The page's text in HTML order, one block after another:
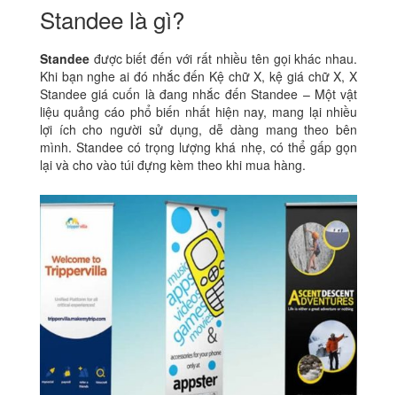
Standee là gì?
Standee được biết đến với rất nhiều tên gọi khác nhau.
Khi bạn nghe ai đó nhắc đến Kệ chữ X, kệ giá chữ X, X
Standee giá cuốn là đang nhắc đến Standee – Một vật
liệu quảng cáo phổ biến nhất hiện nay, mang lại nhiều
lợi ích cho người sử dụng, dễ dàng mang theo bên
mình. Standee có trọng lượng khá nhẹ, có thể gấp gọn
lại và cho vào túi đựng kèm theo khi mua hàng.